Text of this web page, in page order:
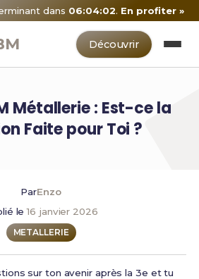
dans06:04:01. En profiter »
Découvrir
Métallerie : Est-ce la
Faite pour Toi ?
ParEnzo
le16 janvier 2026
METALLERIE
sur ton avenir après la 3e et tu